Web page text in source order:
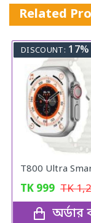
Related
DISCOUNT: 17%
TK 999 TK